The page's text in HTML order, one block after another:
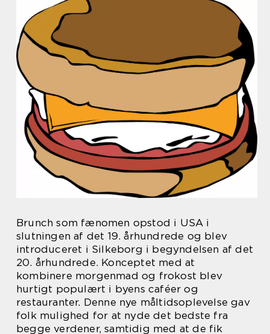
Brunch som fænomen opstod i USA i
slutningen af det 19. århundrede og blev
introduceret i Silkeborg i begyndelsen af det
20. århundrede. Konceptet med at
kombinere morgenmad og frokost blev
hurtigt populært i byens caféer og
restauranter. Denne nye måltidsoplevelse gav
folk mulighed for at nyde det bedste fra
begge verdener, samtidig med at de fik